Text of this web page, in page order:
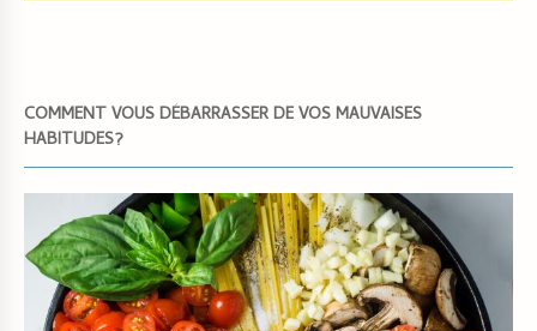
COMMENT VOUS DÉBARRASSER DE VOS MAUVAISES
HABITUDES?